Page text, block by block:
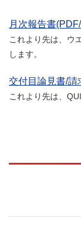
月次報告書(PDF/
これより先は、ウ
します。
交付目論見書/請
これより先は、